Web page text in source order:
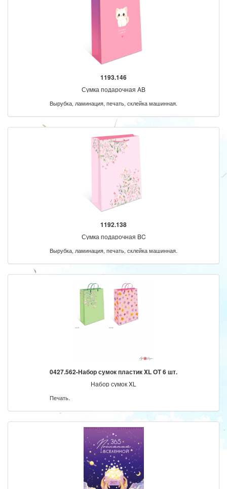
1193.146
Сумка подарочная AB
Вырубка, ламинация, печать, склейка машинная.
1192.138
Сумка подарочная BC
Вырубка, ламинация, печать, склейка машинная.
0427.562-Набор сумок пластик XL ОТ 6 шт.
Набор сумок XL
Печать.